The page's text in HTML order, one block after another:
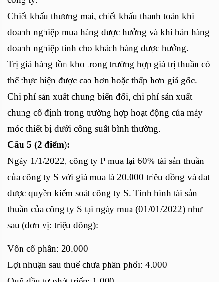
Chiết khấu thương mại, chiết khấu thanh toán khi
doanh nghiệp mua hàng được hưởng và khi bán hàng
doanh nghiệp tính cho khách hàng được hưởng.
Trị giá hàng tồn kho trong trường hợp giá trị thuần có
thể thực hiện được cao hơn hoặc thấp hơn giá gốc.
Chi phí sản xuất chung biến đổi, chi phí sản xuất
chung cố định trong trường hợp hoạt động của máy
móc thiết bị dưới công suất bình thường.
Câu 5 (2 điểm):
Ngày 1/1/2022, công ty P mua lại 60% tài sản thuần
của công ty S với giá mua là 20.000 triệu đồng và đạt
được quyền kiểm soát công ty S. Tình hình tài sản
thuần của công ty S tại ngày mua (01/01/2022) như
sau (đơn vị: triệu đồng):
Vốn cổ phần: 20.000
Lợi nhuận sau thuế chưa phân phối: 4.000